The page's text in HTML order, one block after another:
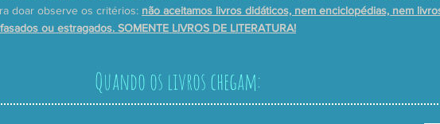
doar observe os critérios: não aceitamos livros didáticos, nem enciclopédias, nem
ou estragados. SOMENTE LIVROS DE LITERATURA!
Quando os livros chegam: